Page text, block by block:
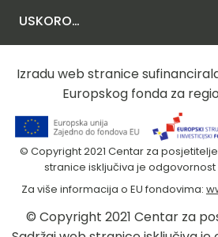
USKORO…
Izradu web stranice
Europskog fonda za
© Copyright 2021 Centar za
stranice isključiva je
Za više informacija o EU fondovima:
© Copyright 2021 Centar za